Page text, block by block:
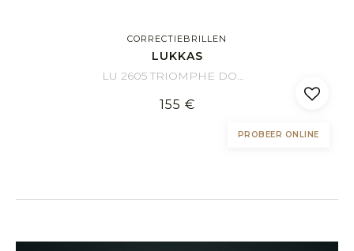
CORRECTIEBRILLEN
LUKKAS
LU 2605 TRIOMPHE DOBL 58/19
155 €
PROBEER ONLINE